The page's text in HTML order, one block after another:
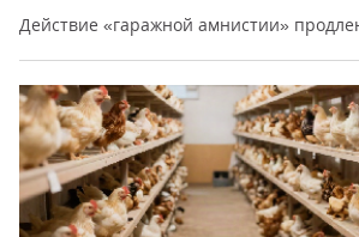
Действие «гаражной амнистии»